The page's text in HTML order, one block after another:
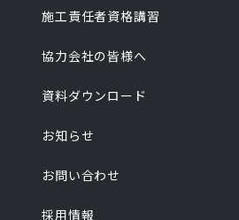
施工責任者資格講習
協力会社の皆様へ
資料ダウンロード
お知らせ
お問い合わせ
採用情報